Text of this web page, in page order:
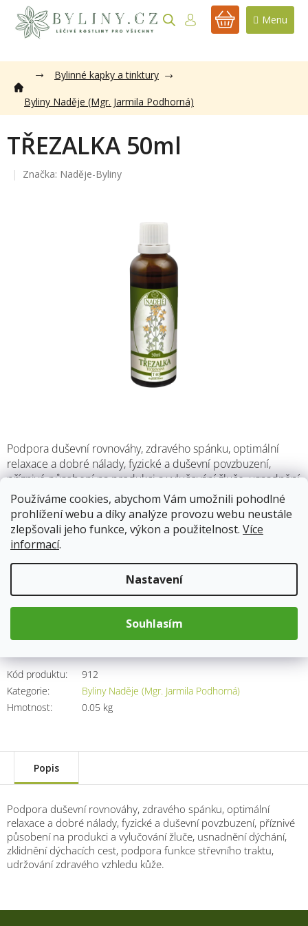
Používáme cookies, abychom Vám umožnili pohodlné
prohlížení webu a díky analýze provozu webu neustále
zlepšovali jeho funkce, výkon a použitelnost. Více
informací.
Nastavení
Souhlasím
obsah
NÁKUPNÍ
Bylinné kapky a tinktury
Byliny Naděje (Mgr. Jarmila Podhorná)
TŘEZALKA 50ml
Značka: Naděje-Byliny
Skladem
Podpora duševní rovnováhy, zdravého spánku, optimální
relaxace a dobré nálady, fyzické a duševní povzbuzení,
příznivé působení na produkci a vylučování žluče, usnadnění
dýchání, zklidnění dýchacích cest, podpora funkce střevního
traktu, udržování zdravého vzhledu kůže.
Kód produktu:
912
Kategorie:
Byliny Naděje (Mgr. Jarmila Podhorná)
Hmotnost: 0.05 kg
123 Kč
Měrná
cena:
Přidat do košíku
Popis
Podpora duševní rovnováhy, zdravého spánku, optimální
relaxace a dobré nálady, fyzické a duševní povzbuzení, příznivé
působení na produkci a vylučování žluče, usnadnění dýchání,
zklidnění dýchacích cest, podpora funkce střevního traktu,
udržování zdravého vzhledu kůže.